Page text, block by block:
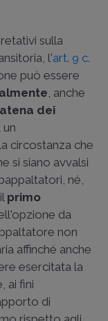
sulla
l'art. 9 c.
può essere
, anche
dei
circostanza che
si siano avvalsi
né,
primo
da
non
affinché anche
esercitata la
ai fini
di